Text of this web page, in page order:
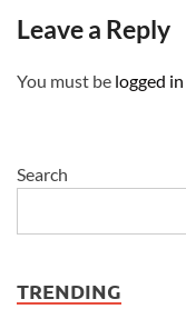
Leave a Reply
You must be logged in
Search
TRENDING